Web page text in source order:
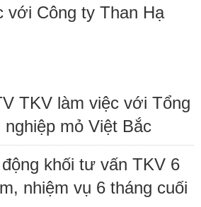
với Công ty Than Hạ
TKV làm việc với Tổng
nghiệp mỏ Việt Bắc
khối tư vấn TKV 6
nhiệm vụ 6 tháng cuối